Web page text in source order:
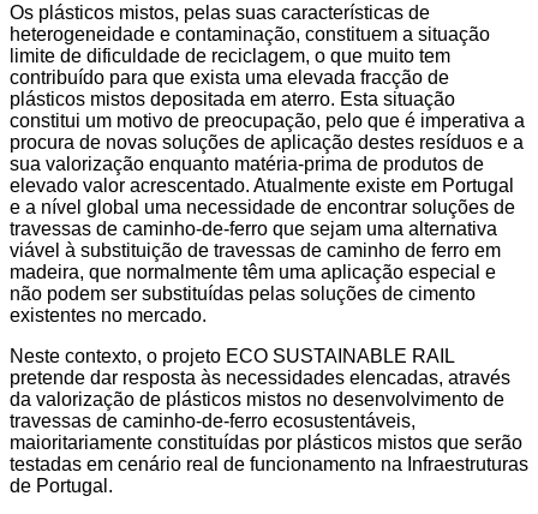
Os plásticos mistos, pelas suas características de
heterogeneidade e contaminação, constituem a situação
limite de dificuldade de reciclagem, o que muito tem
contribuído para que exista uma elevada fracção de
plásticos mistos depositada em aterro. Esta situação
constitui um motivo de preocupação, pelo que é imperativa a
procura de novas soluções de aplicação destes resíduos e a
sua valorização enquanto matéria-prima de produtos de
elevado valor acrescentado. Atualmente existe em Portugal
e a nível global uma necessidade de encontrar soluções de
travessas de caminho-de-ferro que sejam uma alternativa
viável à substituição de travessas de caminho de ferro em
madeira, que normalmente têm uma aplicação especial e
não podem ser substituídas pelas soluções de cimento
existentes no mercado.
Neste contexto, o projeto ECO SUSTAINABLE RAIL
pretende dar resposta às necessidades elencadas, através
da valorização de plásticos mistos no desenvolvimento de
travessas de caminho-de-ferro ecosustentáveis,
maioritariamente constituídas por plásticos mistos que serão
testadas em cenário real de funcionamento na Infraestruturas
de Portugal.